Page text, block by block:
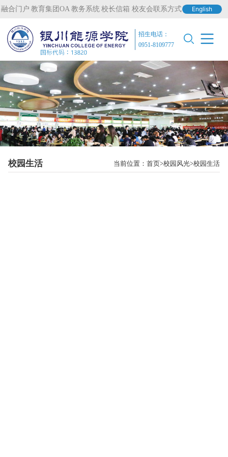
融合门户 教育集团OA 教务系统 校长信箱 校友会联系方式 English
招生电话：
0951-8109777
校园生活 当前位置：首页 校园风光 校园生活